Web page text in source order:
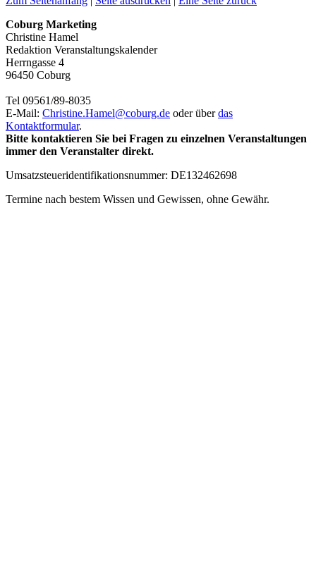
Coburg Marketing
Christine Hamel
Redaktion Veranstaltungskalender
Herrngasse 4
96450 Coburg
Tel 09561/89-8035
E-Mail: Christine.Hamel@coburg.de oder überdas
Kontaktformular.
Bitte kontaktieren Sie bei Fragen zu einzelnen Veranstaltungen
immer den Veranstalter direkt.
Umsatzsteueridentifikationsnummer: DE132462698
Termine nach bestem Wissen und Gewissen, ohne Gewähr.